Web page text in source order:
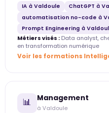
IA à Valdoule ChatGPT à
automatisation no-code à
Prompt Engineering à
Métiers visés : Data analyst,
en transformation numérique
Voir les formations
📊 Management
à Valdoule